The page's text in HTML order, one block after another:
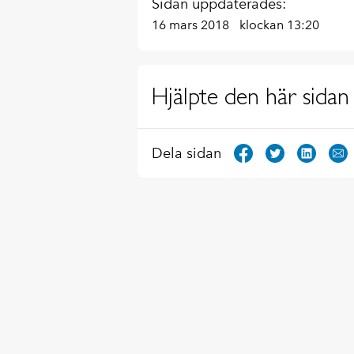
Sidan uppdaterades:
16 mars 2018 klockan 13:20
Hjälpte den här sidan
Dela sidan